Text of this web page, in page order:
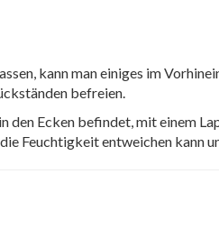
kann man einiges im
befreien.
den Ecken befindet, mit einem
Feuchtigkeit entweichen kann